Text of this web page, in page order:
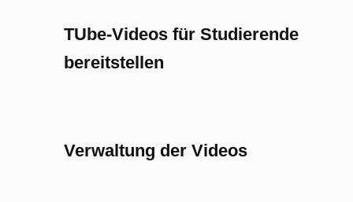
TUbe-Videos für Studierende
bereitstellen
Verwaltung der Videos